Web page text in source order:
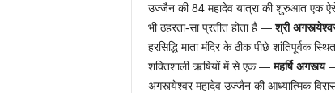
उज्जैन की 84 महादेव यात्रा की शुरुआत एक
भी ठहरता-सा प्रतीत होता है —श्री
हरसिद्धि माता मंदिर के ठीक पीछे शांतिपूर्वक
शक्तिशाली ऋषियों में से एक —महर्षि अगस्त्य—
अगस्त्येश्वर महादेव उज्जैन की आध्यात्मिक